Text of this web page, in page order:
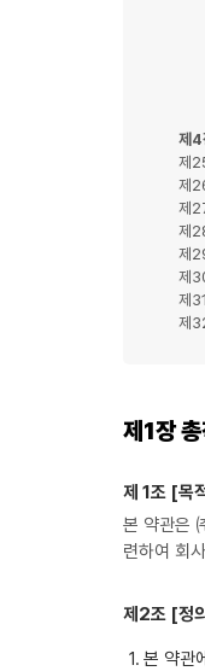
제4
제
제
제
제
제
제
제
제
제1장 총
제 1조 [목
본 약관은
련하여 회
제2조 [정
본 약관